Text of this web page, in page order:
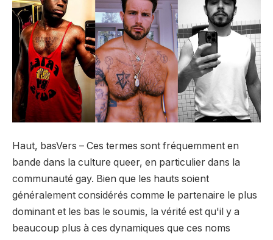
Haut, basVers – Ces termes sont fréquemment en
bande dans la culture queer, en particulier dans la
communauté gay. Bien que les hauts soient
généralement considérés comme le partenaire le plus
dominant et les bas le soumis, la vérité est qu'il y a
beaucoup plus à ces dynamiques que ces noms